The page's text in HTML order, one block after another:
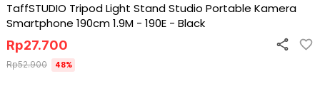
TaffSTUDIO Tripod Light Stand Studio Portable Kamera
Smartphone 190cm 1.9M - 190E - Black
Rp27.700
Rp52.900 48%